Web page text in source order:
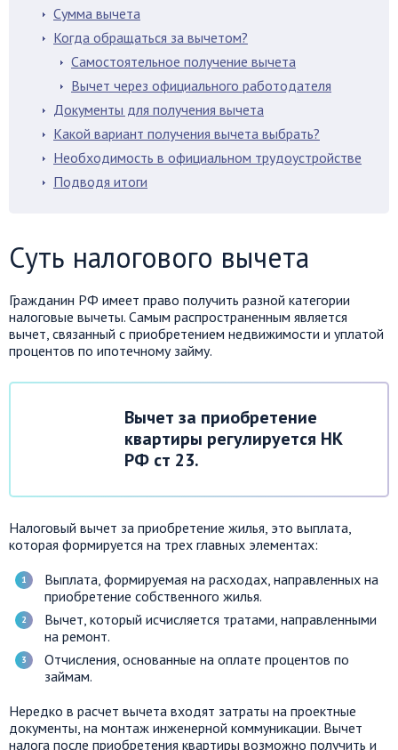
Сумма вычета
Когда обращаться за вычетом?
Самостоятельное получение вычета
Вычет через официального работодателя
Документы для получения вычета
Какой вариант получения вычета выбрать?
Необходимость в официальном трудоустройстве
Подводя итоги
Суть налогового вычета
Гражданин РФ имеет право получить разной категории
налоговые вычеты. Самым распространенным является
вычет, связанный с приобретением недвижимости и уплатой
процентов по ипотечному займу.
Вычет за приобретение
квартиры регулируется НК
РФ ст 23.
Налоговый вычет за приобретение жилья, это выплата,
которая формируется на трех главных элементах:
Выплата, формируемая на расходах, направленных на
приобретение собственного жилья.
Вычет, который исчисляется тратами, направленными
на ремонт.
Отчисления, основанные на оплате процентов по
займам.
Нередко в расчет вычета входят затраты на проектные
документы, на монтаж инженерной коммуникации. Вычет
налога после приобретения квартиры возможно получить и